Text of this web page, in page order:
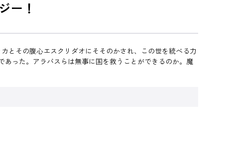
ー！
とその腹心エスクリダオにそそのかされ、この世を統べる力
った。アラバスらは無事に国を救うことができるのか。魔